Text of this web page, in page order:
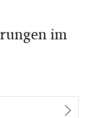
im